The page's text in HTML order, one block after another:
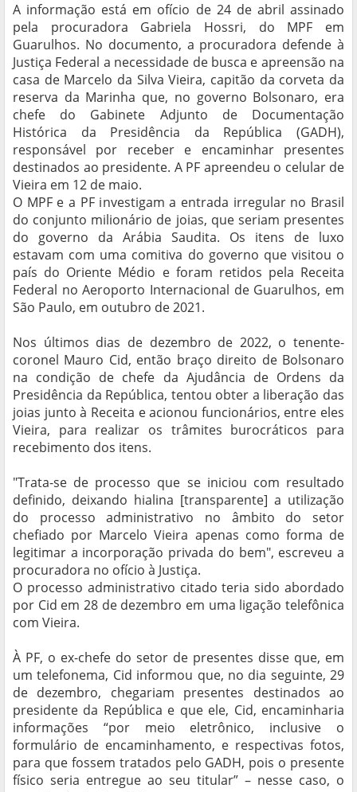
A informação está em ofício de 24 de abril assinado
pela procuradora Gabriela Hossri, do MPF em
Guarulhos. No documento, a procuradora defende à
Justiça Federal a necessidade de busca e apreensão na
casa de Marcelo da Silva Vieira, capitão da corveta da
reserva da Marinha que, no governo Bolsonaro, era
chefe do Gabinete Adjunto de Documentação
Histórica da Presidência da República (GADH),
responsável por receber e encaminhar presentes
destinados ao presidente. A PF apreendeu o celular de
Vieira em 12 de maio.
O MPF e a PF investigam a entrada irregular no Brasil
do conjunto milionário de joias, que seriam presentes
do governo da Arábia Saudita. Os itens de luxo
estavam com uma comitiva do governo que visitou o
país do Oriente Médio e foram retidos pela Receita
Federal no Aeroporto Internacional de Guarulhos, em
São Paulo, em outubro de 2021.
Nos últimos dias de dezembro de 2022, o tenente-
coronel Mauro Cid, então braço direito de Bolsonaro
na condição de chefe da Ajudância de Ordens da
Presidência da República, tentou obter a liberação das
joias junto à Receita e acionou funcionários, entre eles
Vieira, para realizar os trâmites burocráticos para
recebimento dos itens.
"Trata-se de processo que se iniciou com resultado
definido, deixando hialina [transparente] a utilização
do processo administrativo no âmbito do setor
chefiado por Marcelo Vieira apenas como forma de
legitimar a incorporação privada do bem", escreveu a
procuradora no ofício à Justiça.
O processo administrativo citado teria sido abordado
por Cid em 28 de dezembro em uma ligação telefônica
com Vieira.
À PF, o ex-chefe do setor de presentes disse que, em
um telefonema, Cid informou que, no dia seguinte, 29
de dezembro, chegariam presentes destinados ao
presidente da República e que ele, Cid, encaminharia
informações “por meio eletrônico, inclusive o
formulário de encaminhamento, e respectivas fotos,
para que fossem tratados pelo GADH, pois o presente
físico seria entregue ao seu titular” – nesse caso, o